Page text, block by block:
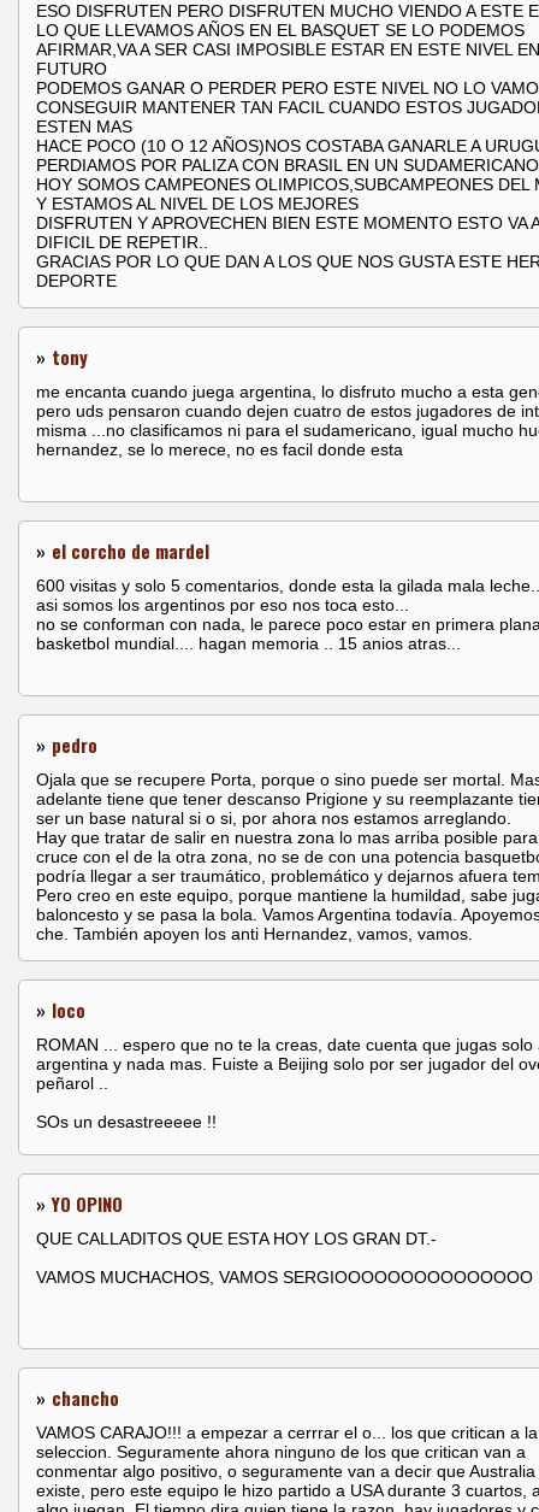
ESO DISFRUTEN PERO DISFRUTEN MUCHO VIENDO A ESTE
LO QUE LLEVAMOS AÑOS EN EL BASQUET SE LO PODEMOS
AFIRMAR,VA A SER CASI IMPOSIBLE ESTAR EN ESTE NIVEL
FUTURO
PODEMOS GANAR O PERDER PERO ESTE NIVEL NO LO
CONSEGUIR MANTENER TAN FACIL CUANDO ESTOS
ESTEN MAS
HACE POCO (10 O 12 AÑOS)NOS COSTABA GANARLE A
PERDIAMOS POR PALIZA CON BRASIL EN UN SUDAMERICANO
HOY SOMOS CAMPEONES OLIMPICOS,SUBCAMPEONES DEL
Y ESTAMOS AL NIVEL DE LOS MEJORES
DISFRUTEN Y APROVECHEN BIEN ESTE MOMENTO ESTO VA
DIFICIL DE REPETIR..
GRACIAS POR LO QUE DAN A LOS QUE NOS GUSTA ESTE
DEPORTE
» tony
me encanta cuando juega argentina, lo disfruto mucho a esta
pero uds pensaron cuando dejen cuatro de estos jugadores de
misma ...no clasificamos ni para el sudamericano, igual mucho
hernandez, se lo merece, no es facil donde esta
» el corcho de mardel
600 visitas y solo 5 comentarios, donde esta la gilada mala
asi somos los argentinos por eso nos toca esto...
no se conforman con nada, le parece poco estar en primera
basketbol mundial.... hagan memoria .. 15 anios atras...
» pedro
Ojala que se recupere Porta, porque o sino puede ser mortal.
adelante tiene que tener descanso Prigione y su reemplazante
ser un base natural si o si, por ahora nos estamos arreglando.
Hay que tratar de salir en nuestra zona lo mas arriba posible
cruce con el de la otra zona, no se de con una potencia
podría llegar a ser traumático, problemático y dejarnos afuera
Pero creo en este equipo, porque mantiene la humildad, sabe
baloncesto y se pasa la bola. Vamos Argentina todavía.
che. También apoyen los anti Hernandez, vamos, vamos.
» loco
ROMAN ... espero que no te la creas, date cuenta que jugas solo
argentina y nada mas. Fuiste a Beijing solo por ser jugador del
peñarol ..
SOs un desastreeeee !!
» YO OPINO
QUE CALLADITOS QUE ESTA HOY LOS GRAN DT.-
VAMOS MUCHACHOS, VAMOS SERGIOOOOOOOOOOOOOOO
» chancho
VAMOS CARAJO!!! a empezar a cerrrar el o... los que critican a la
seleccion. Seguramente ahora ninguno de los que critican van a
conmentar algo positivo, o seguramente van a decir que Australia
existe, pero este equipo le hizo partido a USA durante 3 cuartos,